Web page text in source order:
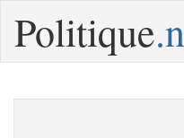
Politique